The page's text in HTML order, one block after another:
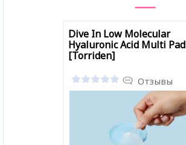
Dive In Low Molecular
Hyaluronic Acid Multi Pad
[Torriden]
Отзывы